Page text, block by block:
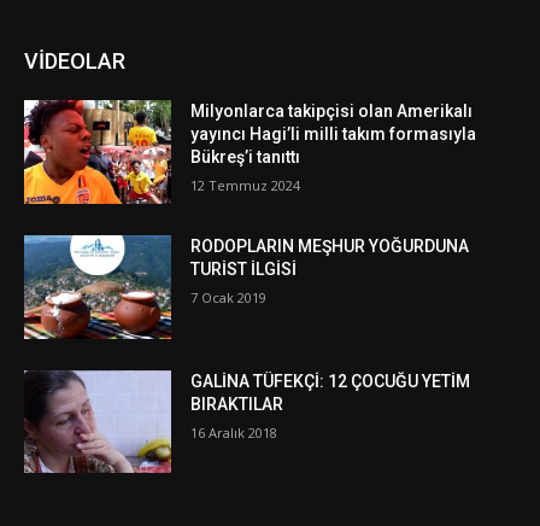
VİDEOLAR
Milyonlarca takipçisi olan Amerikalı
yayıncı Hagi’li milli takım formasıyla
Bükreş’i tanıttı
12 Temmuz 2024
RODOPLARIN MEŞHUR YOĞURDUNA
TURİST İLGİSİ
7 Ocak 2019
GALİNA TÜFEKÇİ: 12 ÇOCUĞU YETİM
BIRAKTILAR
16 Aralık 2018